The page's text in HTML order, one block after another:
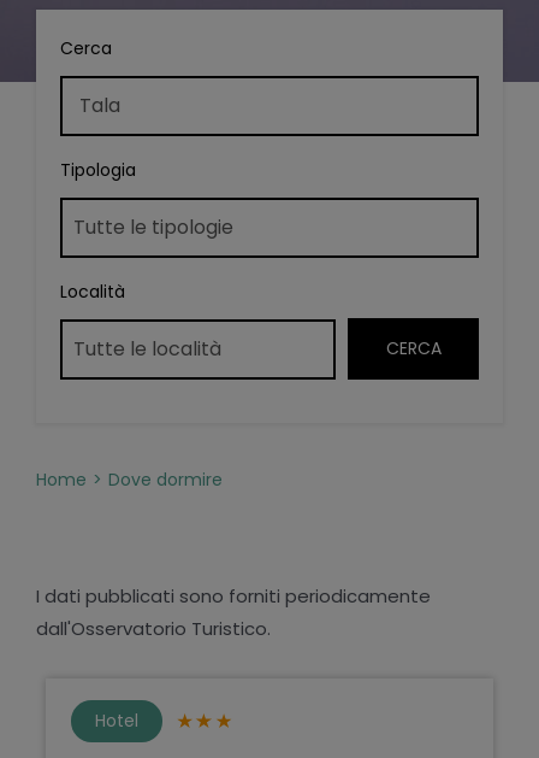
Cerca
Tipologia
Località
Home Dove dormire
I dati pubblicati sono forniti periodicamente
dall'Osservatorio Turistico.
Hotel